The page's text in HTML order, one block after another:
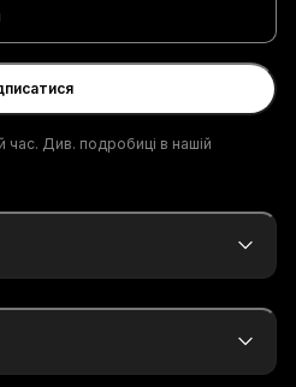
час. Див. подробиці в нашій